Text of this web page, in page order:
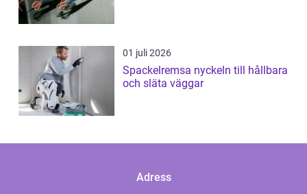
01 juli 2026
Spackelremsa nyckeln till hållbara
och släta väggar
Adress